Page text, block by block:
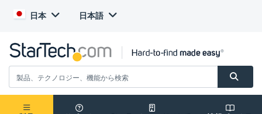
日本 日本語